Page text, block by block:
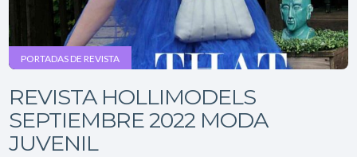
PORTADAS DE REVISTA
REVISTA HOLLIMODELS
SEPTIEMBRE 2022 MODA
JUVENIL